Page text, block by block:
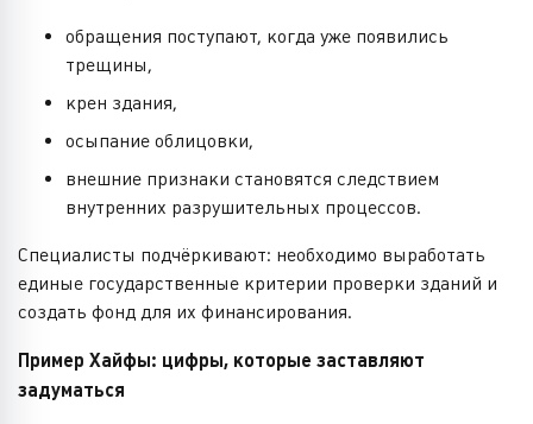
обращения поступают, когда уже появились
трещины,
крен здания,
осыпание облицовки,
внешние признаки становятся следствием
внутренних разрушительных процессов.
Специалисты подчёркивают: необходимо выработать
единые государственные критерии проверки зданий и
создать фонд для их финансирования.
Пример Хайфы: цифры, которые заставляют
задуматься